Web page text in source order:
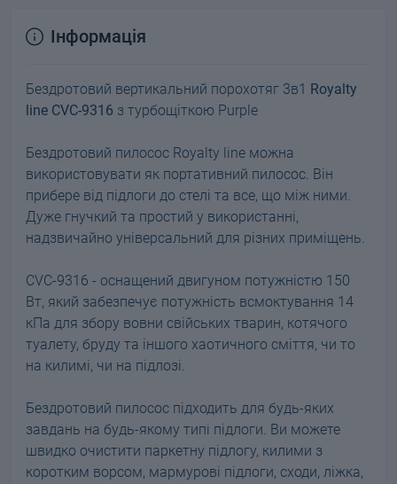
Інформація
Бездротовий вертикальний порохотяг 3в1 Royalty
line CVC-9316 з турбощіткою Purple
Бездротовий пилосос Royalty line можна
використовувати як портативний пилосос. Він
прибере від підлоги до стелі та все, що між ними.
Дуже гнучкий та простий у використанні,
надзвичайно універсальний для різних приміщень.
CVC-9316 - оснащений двигуном потужністю 150
Вт, який забезпечує потужність всмоктування 14
кПа для збору вовни свійських тварин, котячого
туалету, бруду та іншого хаотичного сміття, чи то
на килимі, чи на підлозі.
Бездротовий пилосос підходить для будь-яких
завдань на будь-якому типі підлоги. Ви можете
швидко очистити паркетну підлогу, килими з
коротким ворсом, мармурові підлоги, сходи, ліжка,